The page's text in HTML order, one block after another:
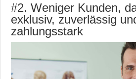
#2. Weniger Kunden,
exklusiv, zuverlässig
zahlungsstark